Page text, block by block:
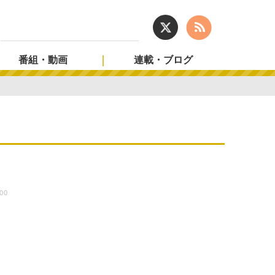
番組・動画 連載・ブログ